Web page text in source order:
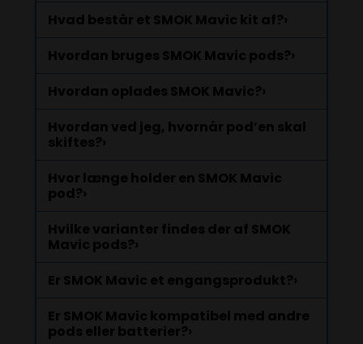
Hvad består et SMOK Mavic kit af?›
Hvordan bruges SMOK Mavic pods?›
Hvordan oplades SMOK Mavic?›
Hvordan ved jeg, hvornår pod’en skal
skiftes?›
Hvor længe holder en SMOK Mavic
pod?›
Hvilke varianter findes der af SMOK
Mavic pods?›
Er SMOK Mavic et engangsprodukt?›
Er SMOK Mavic kompatibel med andre
pods eller batterier?›